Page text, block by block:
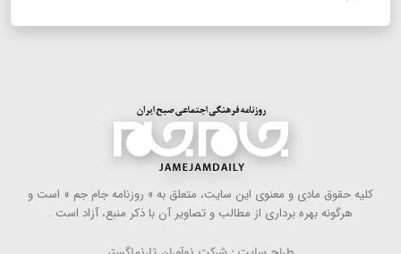
كلیه حقوق مادی و معنوی این سایت، متعلق به « روزنامه جام جم » است و
هرگونه بهره ‌برداری از مطالب و تصاویر آن با ذكر منبع، آزاد است .